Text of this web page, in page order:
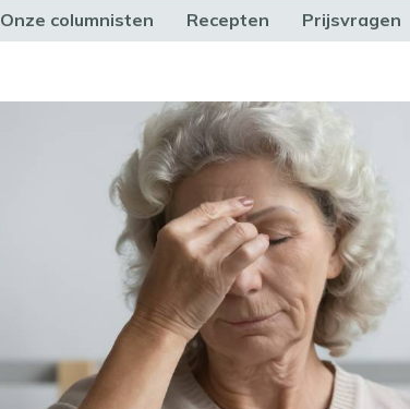
Onze columnisten Recepten Prijsvragen